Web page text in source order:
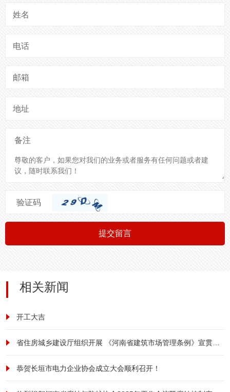
姓名
电话
邮箱
地址
备注
验证码
提交留言
相关新闻
开工大吉
恭贺长垣市电力企业协会成立大会顺利召开！